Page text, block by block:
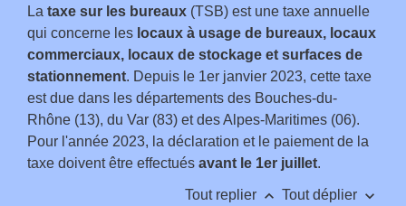
La taxe sur les bureaux (TSB) est une taxe annuelle
qui concerne les locaux à usage de bureaux, locaux
commerciaux, locaux de stockage et surfaces de
stationnement. Depuis le 1er janvier 2023, cette taxe
est due dans les départements des Bouches-du-
Rhône (13), du Var (83) et des Alpes-Maritimes (06).
Pour l'année 2023, la déclaration et le paiement de la
taxe doivent être effectués avant le 1er juillet.
Tout replier keyboard_arrow_up Tout déplier keyboard_arrow_down